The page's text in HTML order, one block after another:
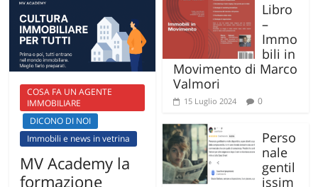
COSA FA UN AGENTE
IMMOBILIARE
DICONO DI NOI
Immobili e news in vetrina
MV Academy la
formazione
Libro
–
Immo
bili in
Movimento di Marco
Valmori
15 Luglio 2024 0
Perso
nale
gentil
issim